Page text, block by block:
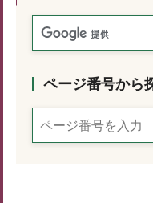
ページ番号から